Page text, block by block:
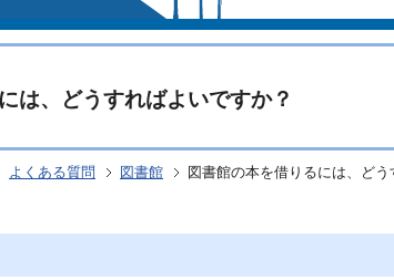
は、どうすればよいですか？
よくある質問 図書館 図書館の本を借りるには、どう